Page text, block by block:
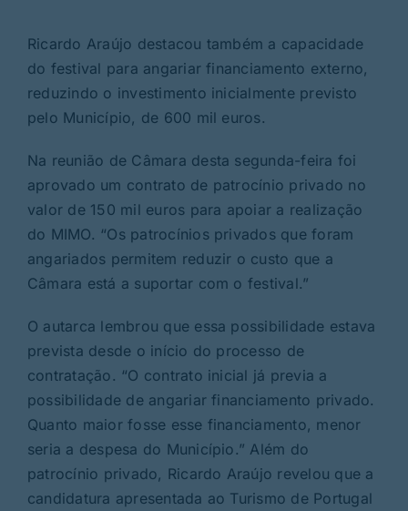
Ricardo Araújo destacou também a capacidade
do festival para angariar financiamento externo,
reduzindo o investimento inicialmente previsto
pelo Município, de 600 mil euros.
Na reunião de Câmara desta segunda-feira foi
aprovado um contrato de patrocínio privado no
valor de 150 mil euros para apoiar a realização
do MIMO. “Os patrocínios privados que foram
angariados permitem reduzir o custo que a
Câmara está a suportar com o festival.”
O autarca lembrou que essa possibilidade estava
prevista desde o início do processo de
contratação. “O contrato inicial já previa a
possibilidade de angariar financiamento privado.
Quanto maior fosse esse financiamento, menor
seria a despesa do Município.” Além do
patrocínio privado, Ricardo Araújo revelou que a
candidatura apresentada ao Turismo de Portugal